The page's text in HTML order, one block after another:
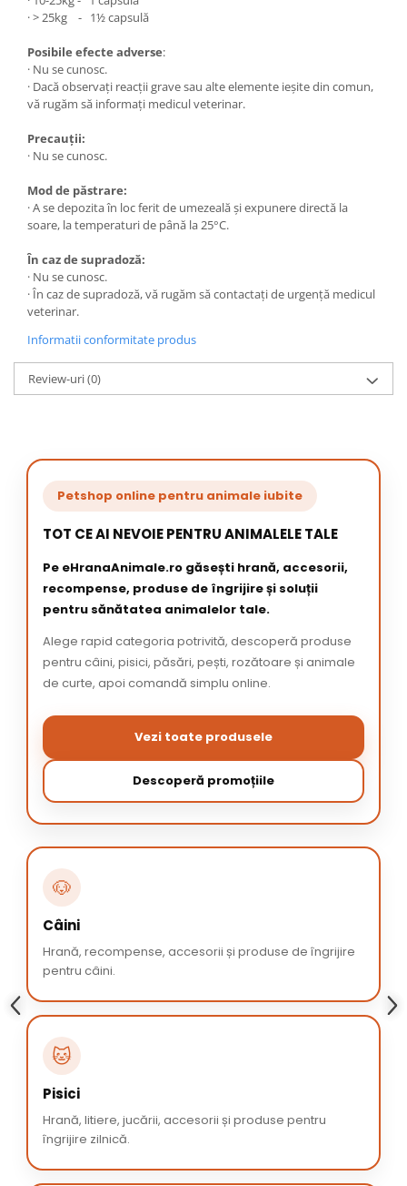
· > 25kg - 1½ capsulă
Posibile efecte adverse:
· Nu se cunosc.
· Dacă observaţi reacţii grave sau alte elemente ieșite din comun,
vă rugăm să informați medicul veterinar.
Precauții:
· Nu se cunosc.
Mod de păstrare:
· A se depozita în loc ferit de umezeală și expunere directă la
soare, la temperaturi de până la 25°C.
În caz de supradoză:
· Nu se cunosc.
· În caz de supradoză, vă rugăm să contactați de urgență medicul
veterinar.
Informatii conformitate produs
Review-uri(0)
Petshop online pentru animale iubite
TOT CE AI NEVOIE PENTRU ANIMALELE TALE
Pe eHranaAnimale.ro găsești hrană, accesorii,
recompense, produse de îngrijire și soluții
pentru sănătatea animalelor tale.
Alege rapid categoria potrivită, descoperă produse
pentru câini, pisici, păsări, pești, rozătoare și animale
de curte, apoi comandă simplu online.
Vezi toate produsele
Descoperă promoțiile
🐶
Câini
Hrană, recompense, accesorii și produse de îngrijire
pentru câini.
🐱
Pisici
Hrană, litiere, jucării, accesorii și produse pentru
îngrijire zilnică.